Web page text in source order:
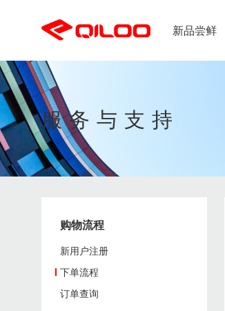
新品尝鲜
潮流趋势
智能健康系列
智能、呵护、健康
儿童专区
购物流程
订单查询
服务与支持
购物流程
新用户注册
下单流程
订单查询